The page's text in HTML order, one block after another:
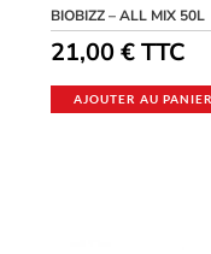
BIOBIZZ – ALL MIX 50L
21,00€ TTC
AJOUTER AU PANIER